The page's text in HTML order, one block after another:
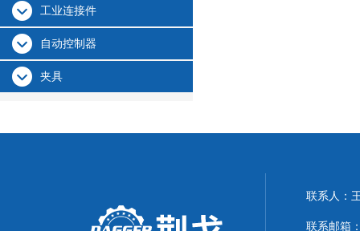
工业连接件
自动控制器
夹具
联系人：
联系邮箱